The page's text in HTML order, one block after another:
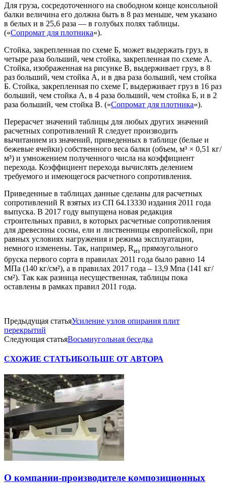
Для груза, сосредоточенного на свободном конце консольной
балки величина его должна быть в 8 раз меньше, чем указано
в белых и в 25,6 раза — в голубых полях таблицы.
(«Сопромат для плотника«).
Стойка, закрепленная по схеме Б, может выдержать груз, в
четыре раза больший, чем стойка, закрепленная по схеме А.
Стойка, изображенная на рисунке В, выдерживает груз, в 8
раз больший, чем стойка А, и в два раза больший, чем стойка
Б. Стойка, закрепленная по схеме Г, выдерживает груз в 16 раз
больший, чем стойка А, в 4 раза больший, чем стойка Б, и в 2
раза больший, чем стойка В. («Сопромат для плотника«).
Перерасчет значений таблицы для любых других значений
расчетных сопротивлений R следует производить
вычитанием из значений, приведенных в таблице (белые и
бежевые ячейки) собственного веса балки (объем, м³ × 0,51 кг/
м³) и умножением полученного числа на коэффициент
перехода. Коэффициент перехода вычислять делением
требуемого и имеющегося расчетного сопротивления.
Приведенные в таблицах данные сделаны для расчетных
сопротивлений R взятых из СП 64.13330 издания 2011 года
выпуска. В 2017 году выпущена новая редакция
строительных правил, в которых расчетные сопротивления
для древесины сосны, ели и лиственницы европейской, при
равных условиях нагружения и режима эксплуатации,
немного изменены. Так, например, Rиз прямоугольного
бруска первого сорта в правилах 2011 года было равно 14
МПа (140 кг/см²), а в правилах 2017 года – 13,9 Мпа (141 кг/
см²). Так как разница несущественная, таблицы пока
оставлены в рамках правил 2011 года.
Предыдущая статьяУсиление узлов опирания плит
перекрытий
Следующая статьяВосьмиугольная беседка
СХОЖИЕ СТАТЬИБОЛЬШЕ ОТ АВТОРА
О компании-производителе композиционных